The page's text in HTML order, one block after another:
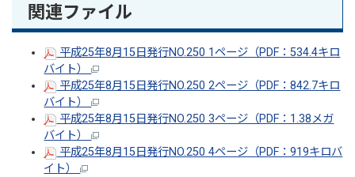
関連ファイル
平成25年8月15日発行NO.250 1ページ（PDF：534.4キロ
バイト）
平成25年8月15日発行NO.250 2ページ（PDF：842.7キロ
バイト）
平成25年8月15日発行NO.250 3ページ（PDF：1.38メガ
バイト）
平成25年8月15日発行NO.250 4ページ（PDF：919キロバ
イト）